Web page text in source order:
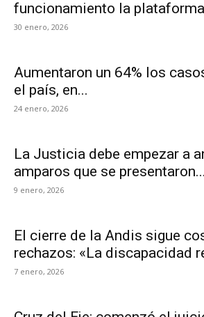
funcionamiento la
30 enero, 2026
Aumentaron un 64% los
el país, en...
24 enero, 2026
La Justicia debe empezar a
amparos que se presentaron...
9 enero, 2026
El cierre de la Andis sigue
rechazos: «La discapacidad
7 enero, 2026